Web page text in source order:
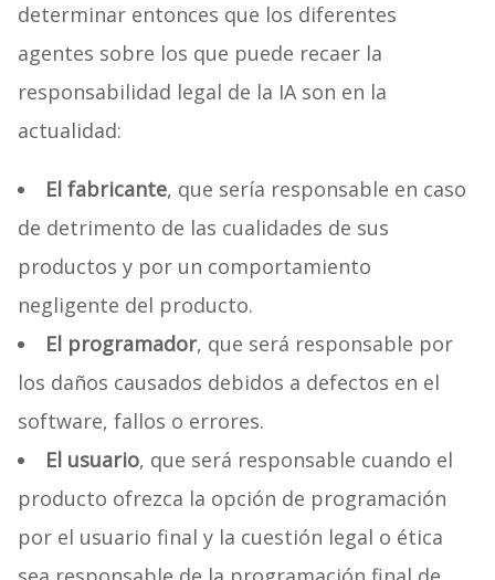
determinar entonces que los diferentes
agentes sobre los que puede recaer la
responsabilidad legal de la IA son en la
actualidad:
El fabricante, que sería responsable en caso
de detrimento de las cualidades de sus
productos y por un comportamiento
negligente del producto.
El programador, que será responsable por
los daños causados debidos a defectos en el
software, fallos o errores.
El usuario, que será responsable cuando el
producto ofrezca la opción de programación
por el usuario final y la cuestión legal o ética